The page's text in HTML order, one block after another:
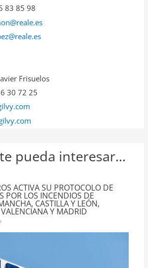
83 85 98
Frisuelos
30 72 25
pueda interesar...
ACTIVA SU PROTOCOLO DE
POR LOS INCENDIOS DE
CASTILLA Y LEÓN,
Y MADRID